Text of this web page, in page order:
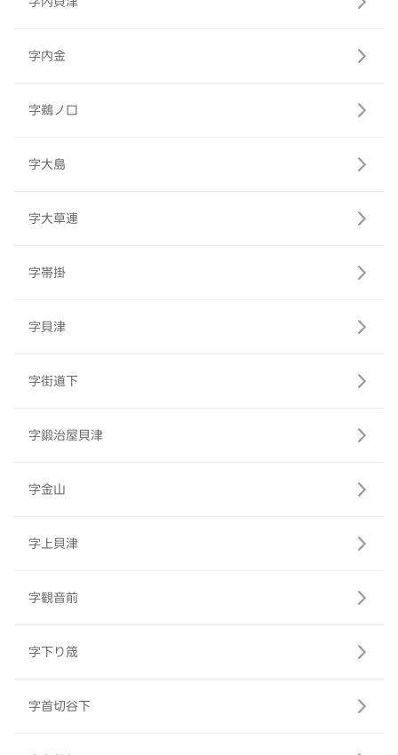
字内金
字鵜ノ口
字大島
字大草連
字帯掛
字貝津
字街道下
字鍛治屋貝津
字金山
字上貝津
字観音前
字下り筬
字首切谷下